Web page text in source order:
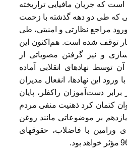
که جریان مافیایی تراریخته
که طی دو دهه گذشته با زحمت
ورود مراجع نظارتی و امنیتی، طی
توقف شده‌ است. هم‌اکنون این
و نیز گرفتن مصوباتی از
توسط نهادهای انقلابی آماده
این نهادها، انفعال مدیران
دست‌آموزان راکفلر، پایان
کتمان کرد ذهنیت منفی مردم
بر موضوعاتی مانند روغن
ورامین با فاضلاب، حقوقهای